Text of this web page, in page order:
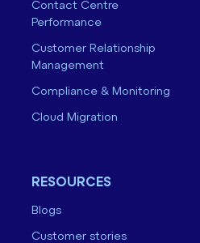
Contact Centre
Performance
Customer Relationship
Management
Compliance & Monitoring
Cloud Migration
RESOURCES
Blogs
Customer stories